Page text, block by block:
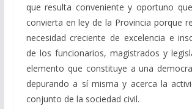
que resulta conveniente y oportuno
convierta en ley de la Provincia porque
necesidad creciente de excelencia e
de los funcionarios, magistrados y
elemento que constituye a una
depurando a sí misma y acerca la
conjunto de la sociedad civil.